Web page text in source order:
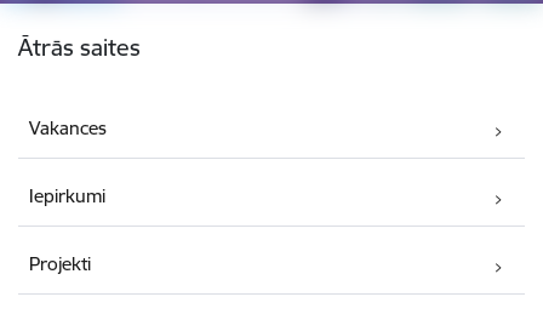
Kājene
Ātrās saites
Vakances
Iepirkumi
Projekti